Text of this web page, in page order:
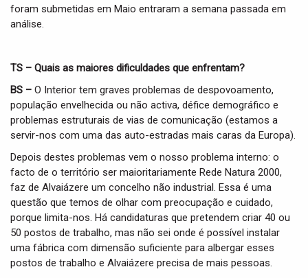
foram submetidas em Maio entraram a semana passada em
análise.
TS – Quais as maiores dificuldades que enfrentam?
BS – O Interior tem graves problemas de despovoamento,
população envelhecida ou não activa, défice demográfico e
problemas estruturais de vias de comunicação (estamos a
servir-nos com uma das auto-estradas mais caras da Europa).
Depois destes problemas vem o nosso problema interno: o
facto de o território ser maioritariamente Rede Natura 2000,
faz de Alvaiázere um concelho não industrial. Essa é uma
questão que temos de olhar com preocupação e cuidado,
porque limita-nos. Há candidaturas que pretendem criar 40 ou
50 postos de trabalho, mas não sei onde é possível instalar
uma fábrica com dimensão suficiente para albergar esses
postos de trabalho e Alvaiázere precisa de mais pessoas.